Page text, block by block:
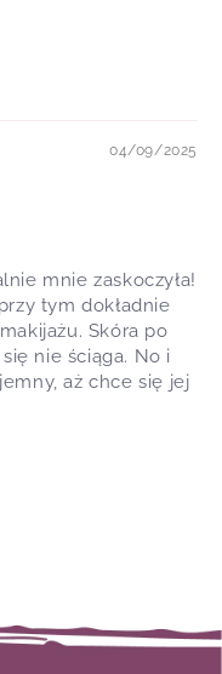
04/09/2025
mnie zaskoczyła!
tym dokładnie
Skóra po
nie ściąga. No i
aż chce się jej